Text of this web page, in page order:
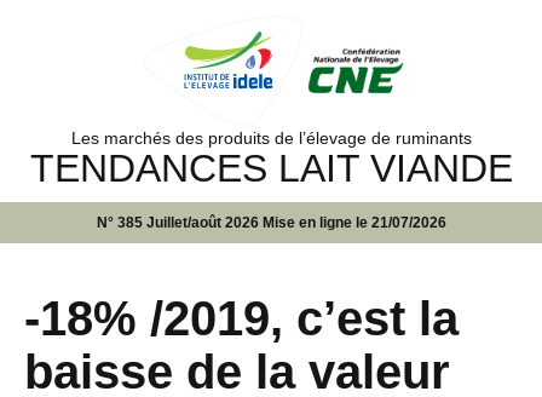
Les marchés des produits de l’élevage de ruminants
TENDANCES LAIT VIANDE
N° 385 Juillet/août 2026 Mise en ligne le 21/07/2026
-18% /2019, c’est la
baisse de la valeur